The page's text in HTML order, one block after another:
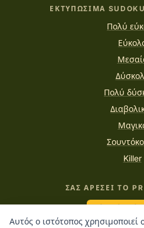
Αυτός ο ιστότοπος χρησιμοποιεί
ΕΚΤΥΠΏΣΙΜΑ
Πολύ
Πολύ
Killer
ΣΑΣ ΑΡΈΣΕΙ ΤΟ
Κέρασέ με